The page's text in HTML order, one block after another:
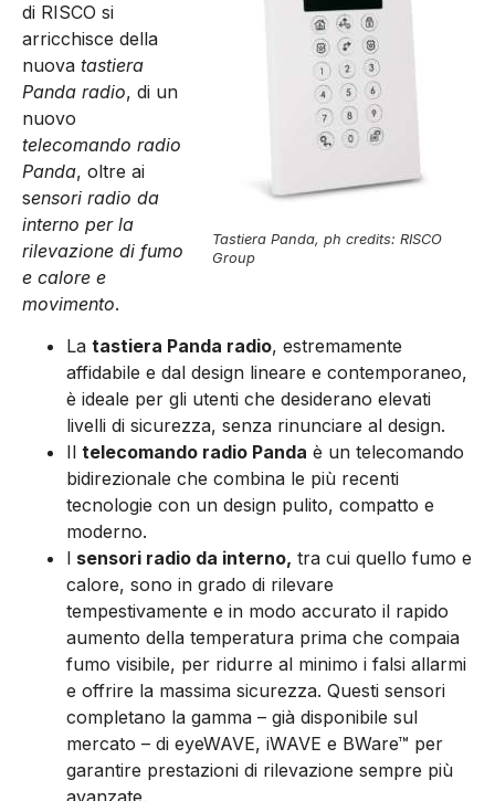
Tastiera Panda, ph credits: RISCO
Group
di RISCO si
arricchisce della
nuova tastiera
Panda radio, di un
nuovo
telecomando radio
Panda, oltre ai
sensori radio da
interno per la
rilevazione di fumo
e calore e
movimento.
La tastiera Panda radio, estremamente
affidabile e dal design lineare e contemporaneo,
è ideale per gli utenti che desiderano elevati
livelli di sicurezza, senza rinunciare al design.
Il telecomando radio Panda è un telecomando
bidirezionale che combina le più recenti
tecnologie con un design pulito, compatto e
moderno.
I sensori radio da interno, tra cui quello fumo e
calore, sono in grado di rilevare
tempestivamente e in modo accurato il rapido
aumento della temperatura prima che compaia
fumo visibile, per ridurre al minimo i falsi allarmi
e offrire la massima sicurezza. Questi sensori
completano la gamma – già disponibile sul
mercato – di eyeWAVE, iWAVE e BWare™ per
garantire prestazioni di rilevazione sempre più